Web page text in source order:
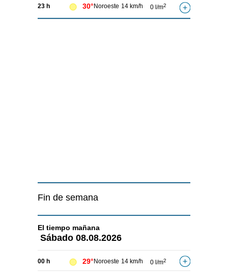
23 h 30° Noroeste 14 km/h 0 l/m2
Fin de semana
El tiempo mañana
Sábado 08.08.2026
00 h 29° Noroeste 14 km/h 0 l/m2